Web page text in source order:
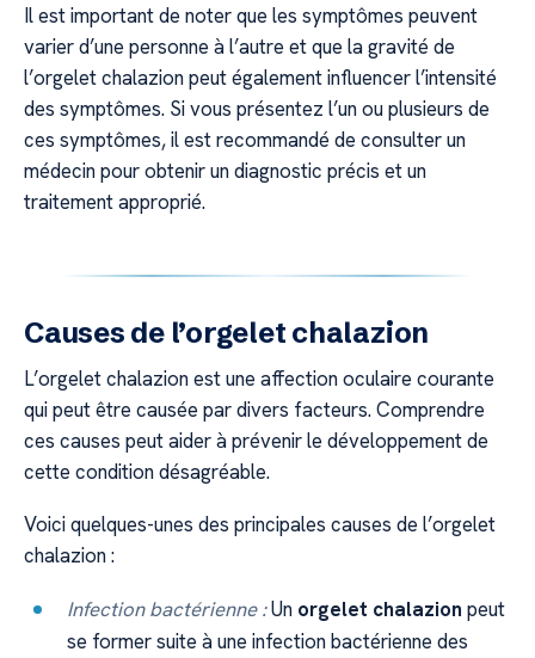
Il est important de noter que les symptômes peuvent
varier d’une personne à l’autre et que la gravité de
l’orgelet chalazion peut également influencer l’intensité
des symptômes. Si vous présentez l’un ou plusieurs de
ces symptômes, il est recommandé de consulter un
médecin pour obtenir un diagnostic précis et un
traitement approprié.
Causes de l’orgelet chalazion
L’orgelet chalazion est une affection oculaire courante
qui peut être causée par divers facteurs. Comprendre
ces causes peut aider à prévenir le développement de
cette condition désagréable.
Voici quelques-unes des principales causes de l’orgelet
chalazion :
Infection bactérienne :Un orgelet chalazion peut
se former suite à une infection bactérienne des